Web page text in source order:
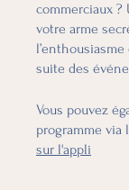
commerciaux ?
votre arme
suite des
Vous pouvez
programme via
sur l'appli